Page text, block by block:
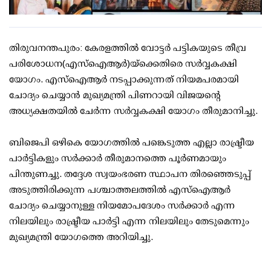
തിരുവനന്തപുരം: കേരളത്തില്‍ വോട്ടര്‍ പട്ടികയുടെ തീവ്ര
പരിശോധന(എസ്‌ഐആര്‍)യ്‌ക്കെതിരെ സര്‍വ്വകക്ഷി
യോഗം. എസ്‌ഐആര്‍ നടപ്പാക്കുന്നത് നിയമപരമായി
ചോദ്യം ചെയ്യാന്‍ മുഖ്യമന്ത്രി പിണറായി വിജയന്റെ
അധ്യക്ഷതയില്‍ ചേര്‍ന്ന സര്‍വ്വകക്ഷി യോഗം തീരുമാനിച്ചു.
ബിജെപി ഒഴികെ യോഗത്തില്‍ പങ്കെടുത്ത എല്ലാ രാഷ്ട്രീയ
പാര്‍ട്ടികളും സര്‍ക്കാര്‍ തീരുമാനത്തെ പൂര്‍ണമായും
പിന്തുണച്ചു. തദ്ദേശ സ്വയംഭരണ സ്ഥാപന തിരഞ്ഞെടുപ്പ്
അടുത്തിരിക്കുന്ന പശ്ചാത്തലത്തില്‍ എസ്‌ഐആര്‍
ചോദ്യം ചെയ്യാനുള്ള നിയമോപദേശം സര്‍ക്കാര്‍ എന്ന
നിലയിലും രാഷ്ട്രീയ പാര്‍ട്ടി എന്ന നിലയിലും തേടുമെന്നും
മുഖ്യമന്ത്രി യോഗത്തെ അറിയിച്ചു.